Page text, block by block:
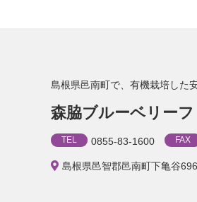
島根県邑南町で、 有機栽培した
森脇ブルーベリー
TEL 0855-83-1600 FAX
島根県邑智郡邑南町下亀谷